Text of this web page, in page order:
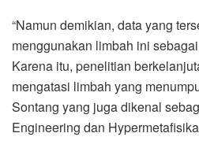
“Namun demikian, data yang
menggunakan limbah ini
Karena itu, penelitian
mengatasi limbah yang
Sontang yang juga dikenal
Engineering dan